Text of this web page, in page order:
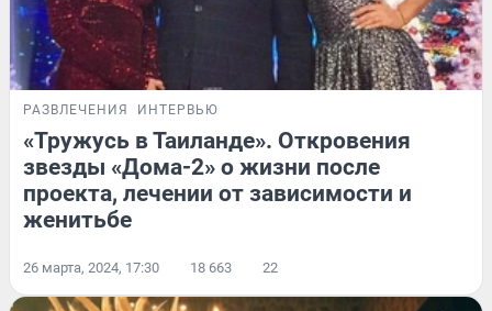
РАЗВЛЕЧЕНИЯ ИНТЕРВЬЮ
«Тружусь в Таиланде». Откровения
звезды «Дома-2» о жизни после
проекта, лечении от зависимости и
женитьбе
26 марта, 2024, 17:30 18 663 22